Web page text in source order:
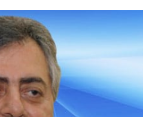
منوعات
كأس العالم